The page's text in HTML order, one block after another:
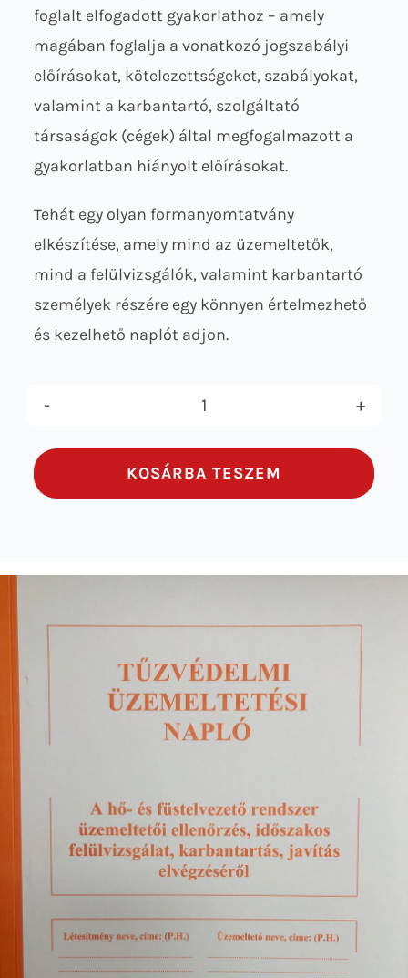
foglalt elfogadott gyakorlathoz – amely
magában foglalja a vonatkozó jogszabályi
előírásokat, kötelezettségeket, szabályokat,
valamint a karbantartó, szolgáltató
társaságok (cégek) által megfogalmazott a
gyakorlatban hiányolt előírásokat.
Tehát egy olyan formanyomtatvány
elkészítése, amely mind az üzemeltetők,
mind a felülvizsgálók, valamint karbantartó
személyek részére egy könnyen értelmezhető
és kezelhető naplót adjon.
és
mennyiség
KOSÁRBA TESZEM